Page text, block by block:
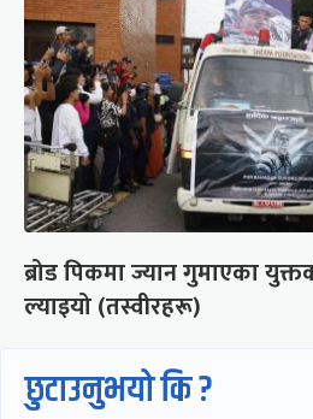
ब्रोड पिकमा ज्यान गुमाएका
ल्याइयो (तस्वीरहरू)
छुटाउनुभयो कि ?